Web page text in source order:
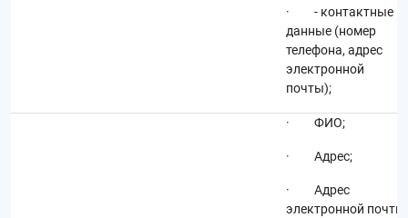
· - контактные
данные (номер
телефона, адрес
электронной
почты);
· ФИО;
· Адрес;
· Адрес
электронной почты;